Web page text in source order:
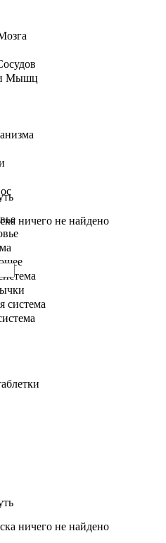
и Мышц
система
ничего не найдено
ничего не найдено